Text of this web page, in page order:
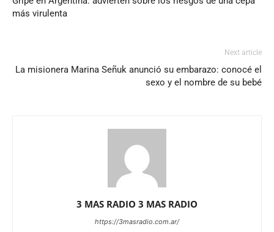
más virulenta
Next article
La misionera Marina Señuk anunció su embarazo: conocé el
sexo y el nombre de su bebé
3 MAS RADIO 3 MAS RADIO
https://3masradio.com.ar/